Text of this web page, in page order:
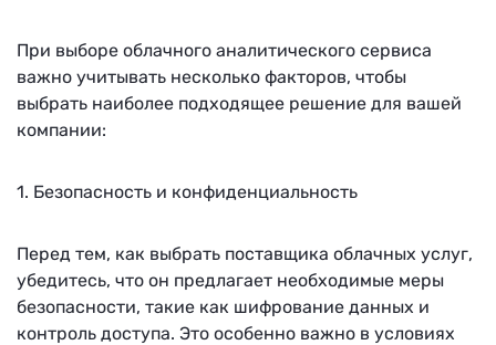
При выборе облачного аналитического сервиса
важно учитывать несколько факторов, чтобы
выбрать наиболее подходящее решение для вашей
компании:
1. Безопасность и конфиденциальность
Перед тем, как выбрать поставщика облачных услуг,
убедитесь, что он предлагает необходимые меры
безопасности, такие как шифрование данных и
контроль доступа. Это особенно важно в условиях